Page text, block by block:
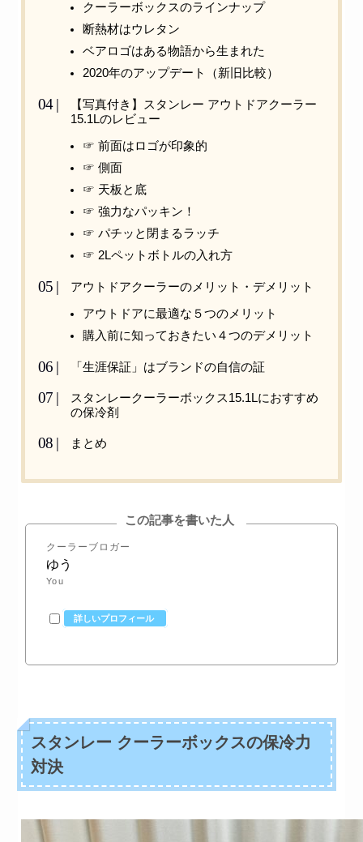
クーラーボックスのラインナップ
断熱材はウレタン
ベアロゴはある物語から生まれた
2020年のアップデート（新旧比較）
【写真付き】スタンレー アウトドアクーラー
15.1Lのレビュー
☞ 前面はロゴが印象的
☞ 側面
☞ 天板と底
☞ 強力なパッキン！
☞ パチッと閉まるラッチ
☞ 2Lペットボトルの入れ方
アウトドアクーラーのメリット・デメリット
アウトドアに最適な５つのメリット
購入前に知っておきたい４つのデメリット
「生涯保証」はブランドの自信の証
スタンレークーラーボックス15.1Lにおすすめ
の保冷剤
まとめ
この記事を書いた人
クーラーブロガー
ゆう
You
詳しいプロフィール
スタンレー クーラーボックスの保冷力
対決